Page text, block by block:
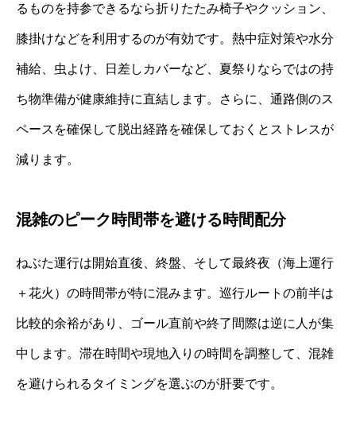
るものを持参できるなら折りたたみ椅子やクッション、
膝掛けなどを利用するのが有効です。熱中症対策や水分
補給、虫よけ、日差しカバーなど、夏祭りならではの持
ち物準備が健康維持に直結します。さらに、通路側のス
ペースを確保して脱出経路を確保しておくとストレスが
減ります。
混雑のピーク時間帯を避ける時間配分
ねぶた運行は開始直後、終盤、そして最終夜（海上運行
＋花火）の時間帯が特に混みます。巡行ルートの前半は
比較的余裕があり、ゴール直前や終了間際は逆に人が集
中します。滞在時間や現地入りの時間を調整して、混雑
を避けられるタイミングを選ぶのが肝要です。